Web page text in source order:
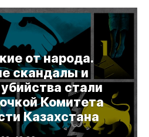
от народа.
скандалы и
стали
Комитета
Казахстана